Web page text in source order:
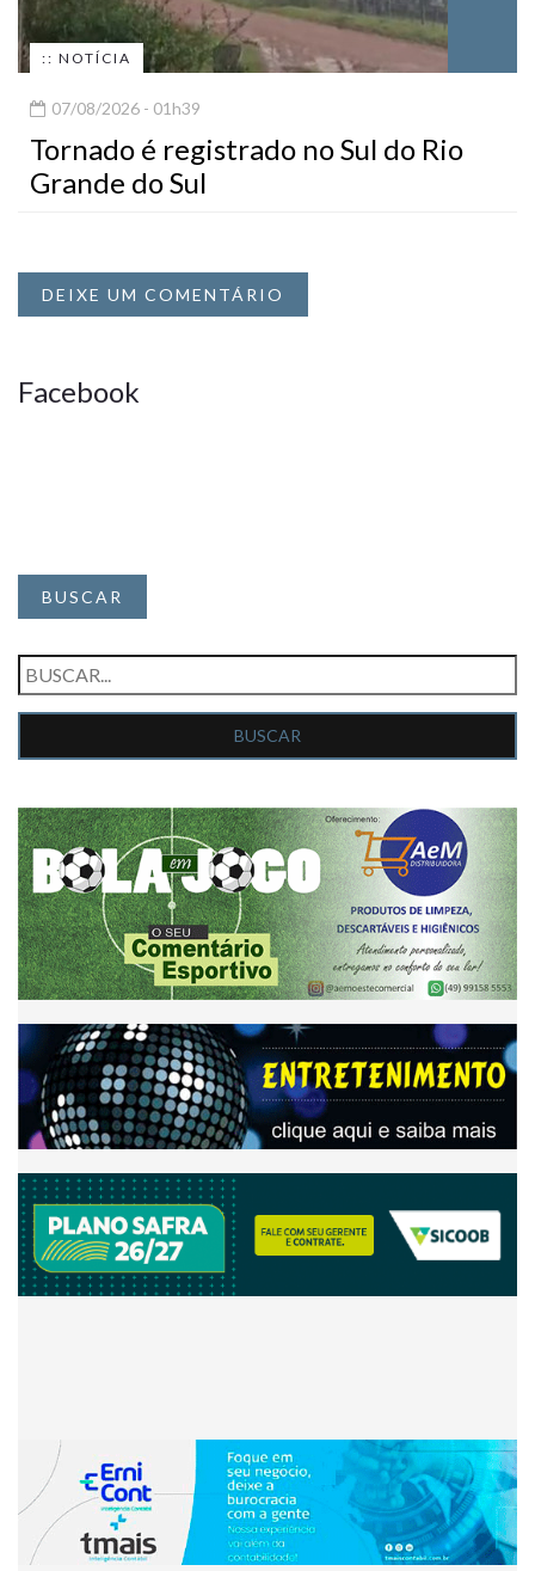
:: NOTÍCIA
07/08/2026 - 01h39
Tornado é registrado no Sul do Rio
Grande do Sul
DEIXE UM COMENTÁRIO
Facebook
BUSCAR